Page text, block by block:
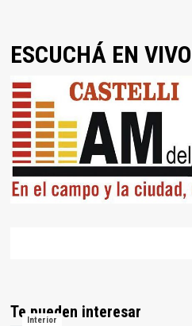
ESCUCHÁ EN VIVO
Te pueden interesar
Interior